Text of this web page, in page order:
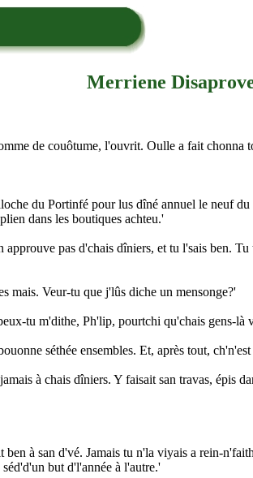
Merriene
de couôtume, l'ouvrit. Oulle a fait chonna
du Portinfé pour lus dîné annuel le neuf
dans les boutiques achteu.'
pas d'chais dîniers, et tu l'sais ben.
mais. Veur-tu que j'lûs diche un mensonge?'
tu m'dithe, Ph'lip, pourtchi qu'chais gens-
séthée ensembles. Et, après tout,
à chais dîniers. Y faisait san travas, épis
à san d'vé. Jamais tu n'la viyais a rein-
but d'l'année à l'autre.'